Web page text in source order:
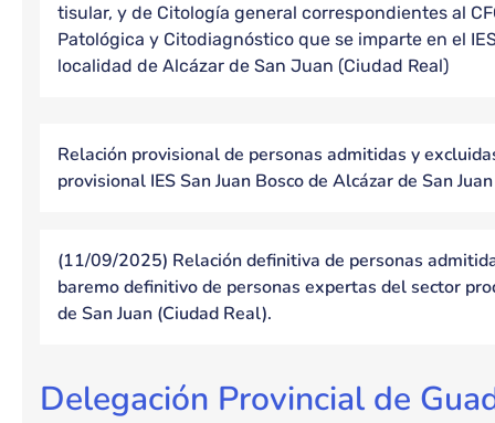
tisular, y de Citología general correspondientes al
Patológica y Citodiagnóstico que se imparte en el
localidad de Alcázar de San Juan (Ciudad Real)
Relación provisional de personas admitidas y
provisional IES San Juan Bosco de Alcázar de San
(11/09/2025) Relación definitiva de personas
baremo definitivo de personas expertas del sector
de San Juan (Ciudad Real).
Delegación Provincial de